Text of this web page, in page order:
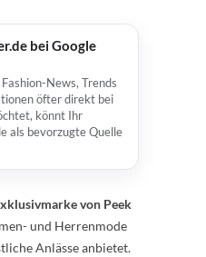
bei Google
News, Trends
öfter direkt bei
könnt Ihr
als bevorzugte Quelle
von Peek
und Herrenmode
Anlässe anbietet.